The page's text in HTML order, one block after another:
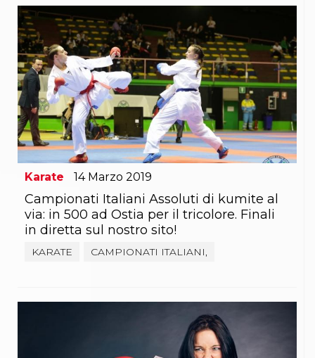
Webinar
Corsi Monotematici
Corsi di Specializzazione
Corsi FIJLKAM-FISDIR
Corsi Preparatore Fisico
Edutraining class - Didattica infantile
Corso dirigenti sportivi
Corso Direttore di Gara
Abilitazioni
Sportello Fiscale
News
Modulistica
FAQ
Quesiti fiscali
Sostenibilità
Documenti
Karate 14 Marzo 2019
Campionati Italiani Assoluti di kumite al
via: in 500 ad Ostia per il tricolore. Finali
in diretta sul nostro sito!
KARATE CAMPIONATI ITALIANI,